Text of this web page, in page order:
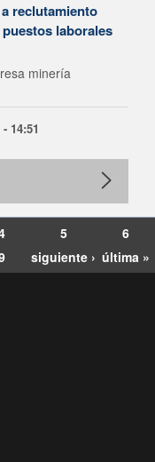
reclutamiento
laborales
minería
14:51
5
6
siguiente › última »